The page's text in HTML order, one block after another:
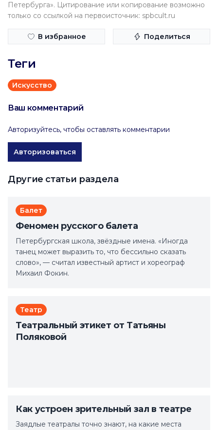
Петербурга». Цитирование или копирование возможно
только со ссылкой на первоисточник: spbcult.ru
В избранное Поделиться
Теги
Искусство
Ваш комментарий
Авторизуйтесь, чтобы оставлять комментарии
Авторизоваться
Другие статьи раздела
Балет
Феномен русского балета
Петербургская школа, звёздные имена. «Иногда
танец может выразить то, что бессильно сказать
слово», — считал известный артист и хореограф
Михаил Фокин.
Театр
Театральный этикет от Татьяны
Поляковой
Как устроен зрительный зал в театре
Заядлые театралы точно знают, на какие места